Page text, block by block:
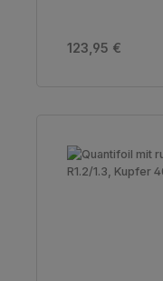
Regulärer Preis:
123,95 €